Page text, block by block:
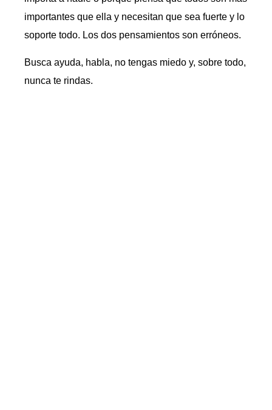
importantes que ella y necesitan que sea fuerte y lo
soporte todo. Los dos pensamientos son erróneos.
Busca ayuda, habla, no tengas miedo y, sobre todo,
nunca te rindas.